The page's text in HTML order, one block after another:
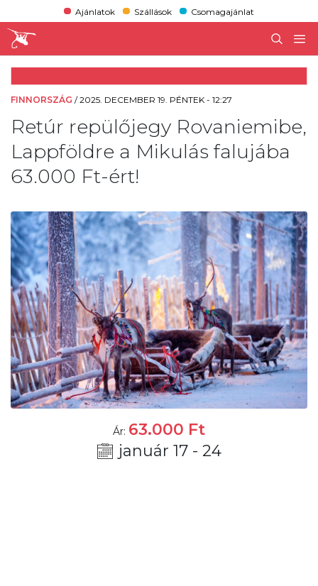
Ajánlatok Szállások Csomagajánlat
FINNORSZÁG /2025. DECEMBER 19. PÉNTEK - 12:27
Retúr repülőjegy Rovaniemibe,
Lappföldre a Mikulás falujába
63.000 Ft-ért!
Ár: 63.000 Ft
január 17 - 24